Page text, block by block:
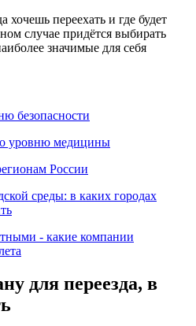
хочешь переехать и где будет
случае придётся выбирать
значимые для себя
безопасности
уровню медицины
России
среды: в каких городах
- какие компании
для переезда, в